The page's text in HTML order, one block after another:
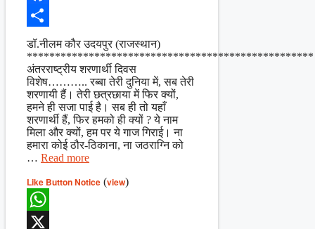
Facebook
Share
डॉ.नीलम कौर उदयपुर (राजस्थान)
***************************************************
अंतरराष्ट्रीय शरणार्थी दिवस
विशेष……….. रब्बा तेरी दुनिया में, सब तेरी
शरणायी हैं। तेरी छत्रछाया में फिर क्यों,
हमने ही सजा पाई है। सब ही तो यहाँ
शरणार्थी हैं, फिर हमको ही क्यों ? ये नाम
मिला और क्यों, हम पर ये गाज गिराई। ना
हमारा कोई ठौर-ठिकाना, ना जठराग्नि को
… Read more
Like Button Notice (view)
WhatsApp